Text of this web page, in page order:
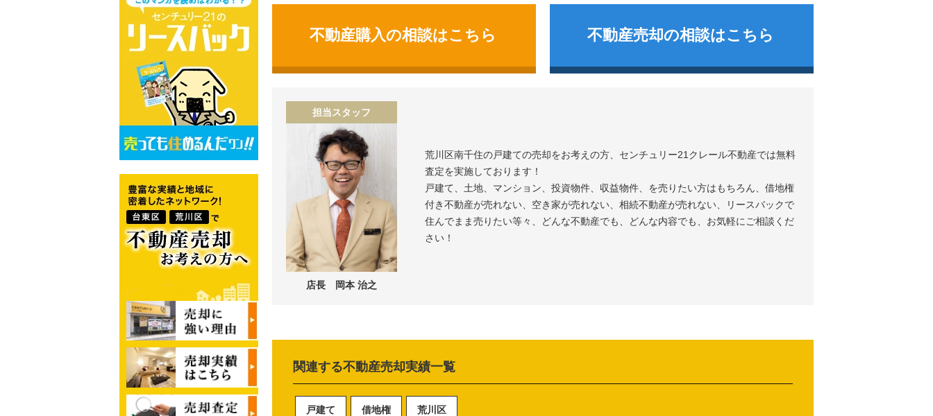
不動産売却の相談はこちら
不動産購入の相談はこちら
担当スタッフ
店長 岡本 治之
荒川区南千住の戸建ての売却をお考えの方、センチュリー21クレール不動産では無料
査定を実施しております！
戸建て、土地、マンション、投資物件、収益物件、を売りたい方はもちろん、借地権
付き不動産が売れない、空き家が売れない、相続不動産が売れない、リースバックで
住んでまま売りたい等々、どんな不動産でも、どんな内容でも、お気軽にご相談くだ
さい！
関連する不動産売却実績一覧
戸建て 借地権 荒川区